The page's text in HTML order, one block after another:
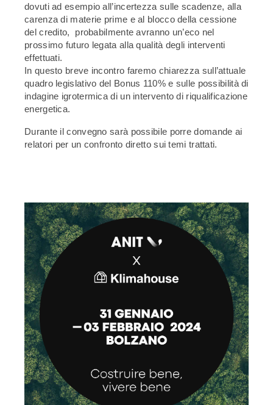
dovuti ad esempio all’incertezza sulle scadenze, alla
carenza di materie prime e al blocco della cessione
del credito, probabilmente avranno un’eco nel
prossimo futuro legata alla qualità degli interventi
effettuati.
In questo breve incontro faremo chiarezza sull’attuale
quadro legislativo del Bonus 110% e sulle possibilità di
indagine igrotermica di un intervento di riqualificazione
energetica.
Durante il convegno sarà possibile porre domande ai
relatori per un confronto diretto sui temi trattati.